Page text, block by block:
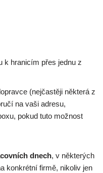
k hranicím přes jednu z
(nejčastěji některá z
na vaši adresu,
pokud tuto možnost
dnech, v některých
konkrétní firmě, nikoliv jen